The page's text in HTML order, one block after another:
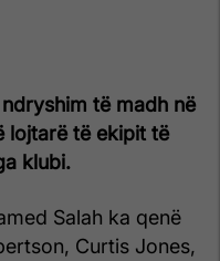
të madh në
lojtarë të ekipit të
klubi.
Salah ka qenë
Curtis Jones,